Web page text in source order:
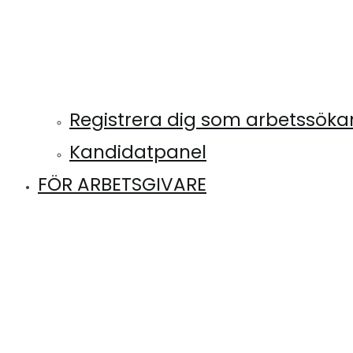
Registrera dig som
Kandidatpanel
FÖR ARBETSGIVARE